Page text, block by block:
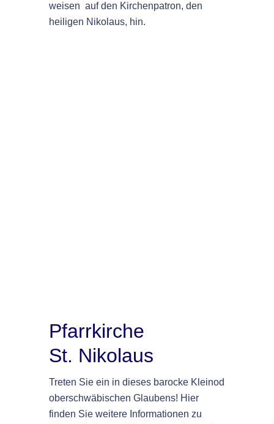
weisen auf den Kirchenpatron, den
heiligen Nikolaus, hin.
Pfarrkirche
St. Nikolaus
Treten Sie ein in dieses barocke Kleinod
oberschwäbischen Glaubens! Hier
finden Sie weitere Informationen zu